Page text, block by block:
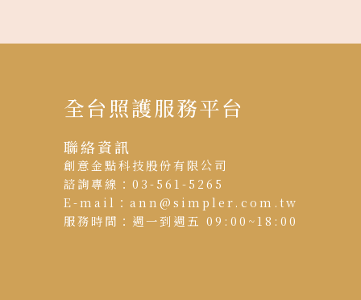
全台照護服務平台
聯絡資訊
創意金點科技股份有限公司
諮詢專線：03-561-5265
E-mail： ann@simpler.com.tw
服務時間：週一到週五 09:00~18:00